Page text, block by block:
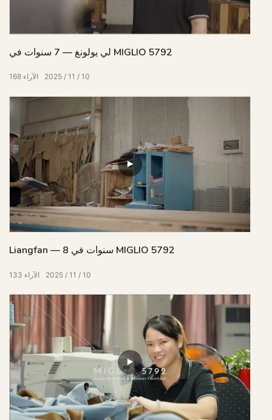
لي يولونغ — 7 ​​سنوات في MIGLIO 5792
2025 11 10
168 الآراء
Liangfan — 8 سنوات في MIGLIO 5792
2025 11 10
133 الآراء